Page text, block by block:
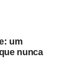
um
nunca